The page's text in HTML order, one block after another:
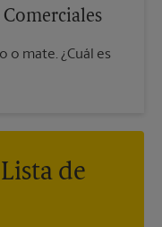
Comerciales
o mate. ¿Cuál es
de